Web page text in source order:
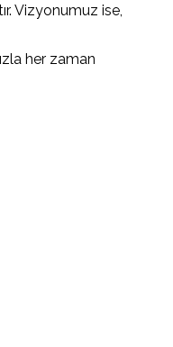
Vizyonumuz ise,
her zaman